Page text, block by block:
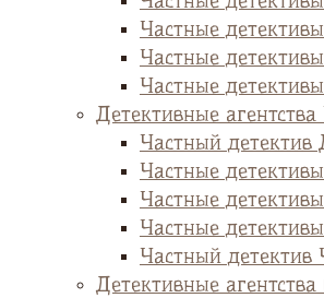
Частные
Частные
Частные
Детективные
Частный детектив
Частные
Частные
Частные
Частный детектив
Детективные агентства